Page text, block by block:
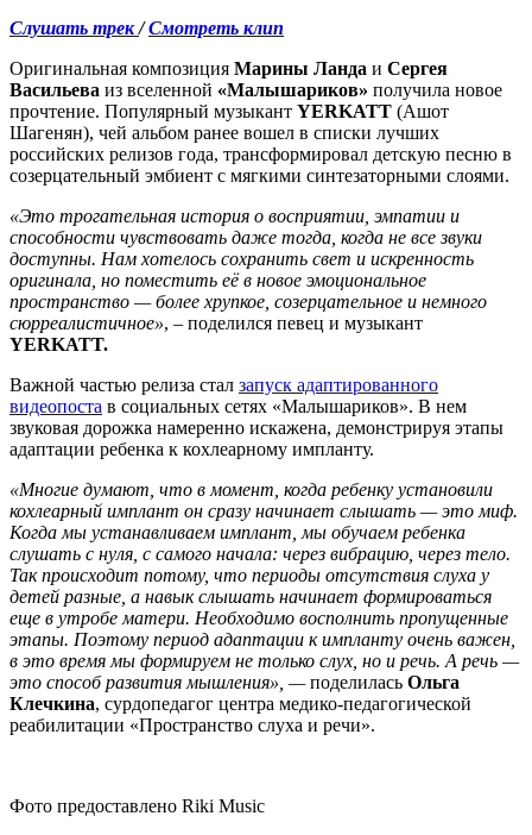
Слушать трек/Смотреть клип
Оригинальная композиция Марины Ланда и Сергея
Васильева из вселенной «Малышариков» получила новое
прочтение. Популярный музыкант YERKATT (Ашот
Шагенян), чей альбом ранее вошел в списки лучших
российских релизов года, трансформировал детскую песню в
созерцательный эмбиент с мягкими синтезаторными слоями.
«Это трогательная история о восприятии, эмпатии и
способности чувствовать даже тогда, когда не все звуки
доступны. Нам хотелось сохранить свет и искренность
оригинала, но поместить её в новое эмоциональное
пространство — более хрупкое, созерцательное и немного
сюрреалистичное», – поделился певец и музыкант
YERKATT.
Важной частью релиза стал запуск адаптированного
видеопоста в социальных сетях «Малышариков». В нем
звуковая дорожка намеренно искажена, демонстрируя этапы
адаптации ребенка к кохлеарному импланту.
«Многие думают, что в момент, когда ребенку установили
кохлеарный имплант он сразу начинает слышать — это миф.
Когда мы устанавливаем имплант, мы обучаем ребенка
слушать с нуля, с самого начала: через вибрацию, через тело.
Так происходит потому, что периоды отсутствия слуха у
детей разные, а навык слышать начинает формироваться
еще в утробе матери. Необходимо восполнить пропущенные
этапы. Поэтому период адаптации к импланту очень важен,
в это время мы формируем не только слух, но и речь. А речь —
это способ развития мышления», —поделилась Ольга
Клечкина, сурдопедагог центра медико-педагогической
реабилитации «Пространство слуха и речи».
Фото предоставлено Riki Music